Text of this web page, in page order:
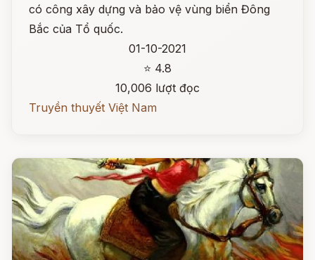
có công xây dựng và bảo vệ vùng biển Đông
Bắc của Tổ quốc.
01-10-2021
⭐ 4.8
10,006 lượt đọc
Truyền thuyết Việt Nam